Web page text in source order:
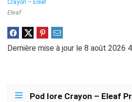
Eleaf
Dernière mise à jour le 8 août 2026
Pod Iore Crayon – Eleaf